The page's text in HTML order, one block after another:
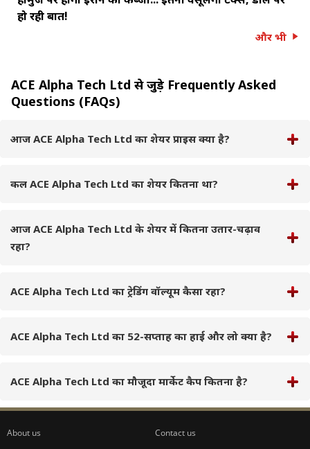
हो रही बात!
और भी
ACE Alpha Tech Ltd से जुड़े Frequently Asked
Questions (FAQs)
आज ACE Alpha Tech Ltd का शेयर प्राइस क्या है?
कल ACE Alpha Tech Ltd का शेयर कितना था?
आज ACE Alpha Tech Ltd के शेयर में कितना उतार-चढ़ाव
रहा?
ACE Alpha Tech Ltd का ट्रेडिंग वॉल्यूम कैसा रहा?
ACE Alpha Tech Ltd का 52-सप्ताह का हाई और लो क्या है?
ACE Alpha Tech Ltd का मौजूदा मार्केट कैप कितना है?
About us Contact us